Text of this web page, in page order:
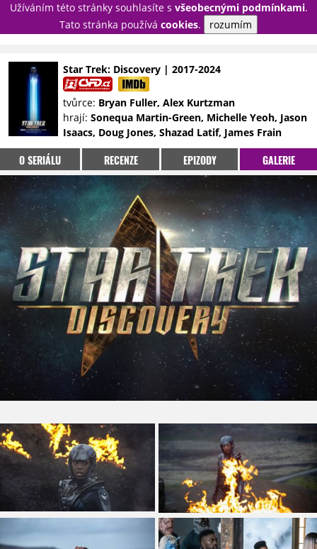
Užíváním této stránky souhlasíte s všeobecnými podmínkami.
Tato stránka používá cookies. rozumím
PŘIHLÁSIT
NOVINKY
TÉMATA
RECENZE
EPIZODY
KULT
TRAILERY
GALERIE
DISKUZE
STATISTIKY
TIRÁŽ
Star Trek: Discovery | 2017-2024
tvůrce: Bryan Fuller, Alex Kurtzman
hrají: Sonequa Martin-Green, Michelle Yeoh, Jason
Isaacs, Doug Jones, Shazad Latif, James Frain
O SERIÁLU RECENZE EPIZODY GALERIE